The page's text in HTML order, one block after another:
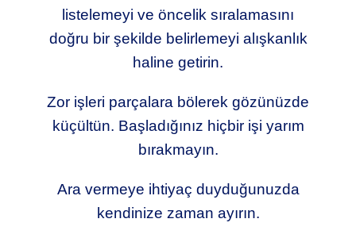
listelemeyi ve öncelik sıralamasını
doğru bir şekilde belirlemeyi alışkanlık
haline getirin.
Zor işleri parçalara bölerek gözünüzde
küçültün. Başladığınız hiçbir işi yarım
bırakmayın.
Ara vermeye ihtiyaç duyduğunuzda
kendinize zaman ayırın.